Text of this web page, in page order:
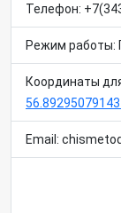
Телефон:
Режим работы:
Координаты
Email: